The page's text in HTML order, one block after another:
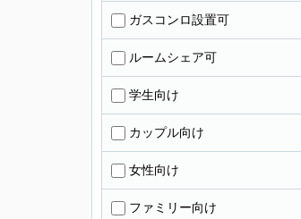
ガスコンロ設置可
ルームシェア可
学生向け
カップル向け
女性向け
ファミリー向け